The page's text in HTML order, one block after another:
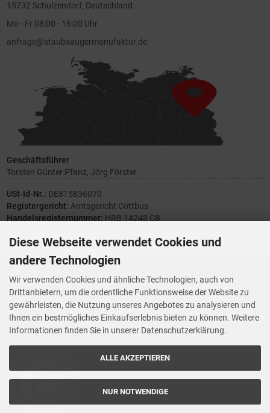
15732 Schulzendorf, Deutschland
Mo - Fr 08:00 - 16:00 Uhr
anfrage@staubsaugermanufaktur.de
Geschäftsführer
Torsten Günter Pfanz, Jörg Förster
USt-Id-Nr.: DE815836070
Registergericht: Amtsgericht Cottbus
Handelsregisternummer: HRB 14248 CB
Ihre Meinung zählt
Vorwerk Ersatzteile
Wenn Ihnen der Service der StaubsaugerManufaktur gefallen hat,
bewerten Sie uns bitte bei Trustedshops.de
Diese Webseite verwendet Cookies und
andere Technologien
Wir verwenden Cookies und ähnliche Technologien, auch von
Drittanbietern, um die ordentliche Funktionsweise der Website zu
gewährleisten, die Nutzung unseres Angebotes zu analysieren und
Ihnen ein bestmögliches Einkaufserlebnis bieten zu können. Weitere
Informationen finden Sie in unserer Datenschutzerklärung.
ALLE AKZEPTIEREN
NUR NOTWENDIGE